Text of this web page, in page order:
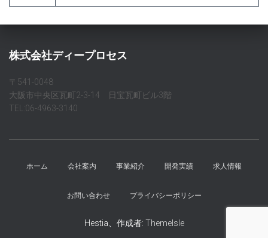
株式会社ディープロセス
〒541-0048
大阪市中央区瓦町2-3-14 日宝瓦町ビル3階
TEL:06-4963-3140
ホーム 会社案内 事業紹介 開発実績 求人情報
お問い合わせ プライバシーポリシー
Hestia、作成者: ThemeIsle